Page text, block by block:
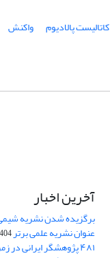
کاتالیست پالادیوم
واکنش
آخرین اخبار
برگزیده شدن نشریه
عنوان نشریه علمی برتر09-11
۴۸۱ پژوهشگر ایرانی